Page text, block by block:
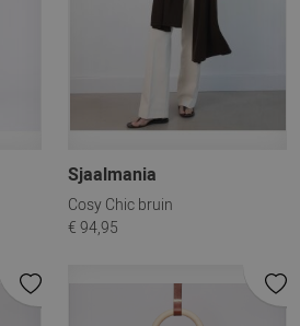
Sjaalmania
Cosy Chic bruin
€ 94,95